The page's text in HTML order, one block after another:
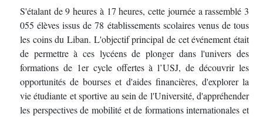
S'étalant de 9 heures à 17 heures, cette journée a rassemblé 3
055 élèves issus de 78 établissements scolaires venus de tous
les coins du Liban. L'objectif principal de cet événement était
de permettre à ces lycéens de plonger dans l'univers des
formations de 1er cycle offertes à l’USJ, de découvrir les
opportunités de bourses et d'aides financières, d'explorer la
vie étudiante et sportive au sein de l'Université, d'appréhender
les perspectives de mobilité et de formations internationales et